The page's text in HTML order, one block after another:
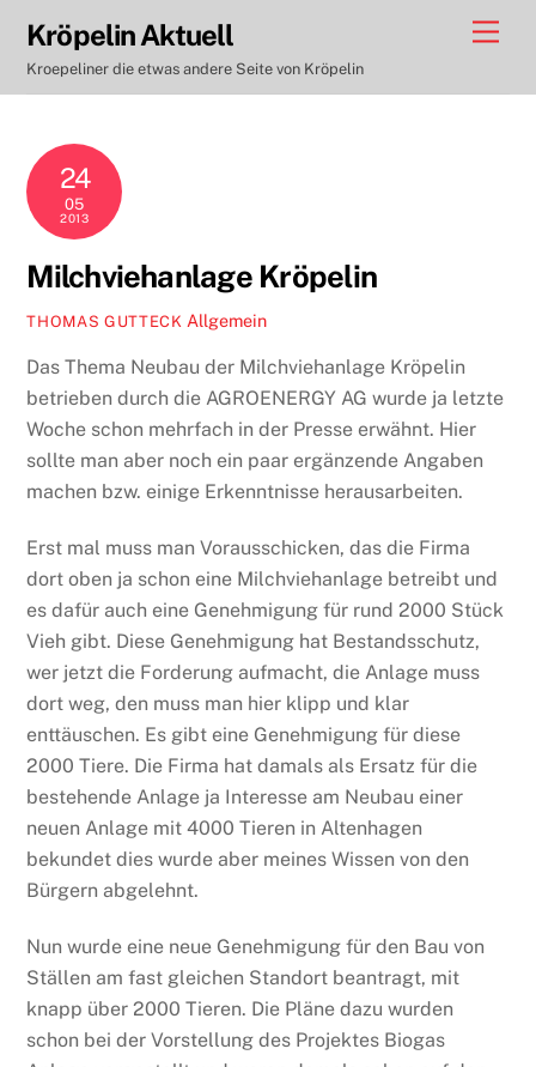
content
Kröpelin Aktuell
Kroepeliner die etwas andere Seite von Kröpelin
24
05
2013
Milchviehanlage Kröpelin
THOMAS GUTTECK Allgemein
Das Thema Neubau der Milchviehanlage Kröpelin
betrieben durch die AGROENERGY AG wurde ja letzte
Woche schon mehrfach in der Presse erwähnt. Hier
sollte man aber noch ein paar ergänzende Angaben
machen bzw. einige Erkenntnisse herausarbeiten.
Erst mal muss man Vorausschicken, das die Firma
dort oben ja schon eine Milchviehanlage betreibt und
es dafür auch eine Genehmigung für rund 2000 Stück
Vieh gibt. Diese Genehmigung hat Bestandsschutz,
wer jetzt die Forderung aufmacht, die Anlage muss
dort weg, den muss man hier klipp und klar
enttäuschen. Es gibt eine Genehmigung für diese
2000 Tiere. Die Firma hat damals als Ersatz für die
bestehende Anlage ja Interesse am Neubau einer
neuen Anlage mit 4000 Tieren in Altenhagen
bekundet dies wurde aber meines Wissen von den
Bürgern abgelehnt.
Nun wurde eine neue Genehmigung für den Bau von
Ställen am fast gleichen Standort beantragt, mit
knapp über 2000 Tieren. Die Pläne dazu wurden
schon bei der Vorstellung des Projektes Biogas